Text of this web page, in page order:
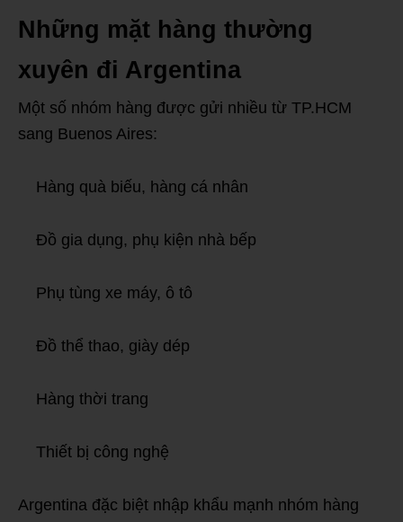
Những mặt hàng thường
xuyên đi Argentina
Một số nhóm hàng được gửi nhiều từ TP.HCM
sang Buenos Aires:
Hàng quà biếu, hàng cá nhân
Đồ gia dụng, phụ kiện nhà bếp
Phụ tùng xe máy, ô tô
Đồ thể thao, giày dép
Hàng thời trang
Thiết bị công nghệ
Argentina đặc biệt nhập khẩu mạnh nhóm hàng